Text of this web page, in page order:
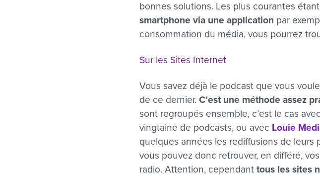
bonnes solutions. Les plus courantes
smartphone via une application par
consommation du média, vous pourrez
Sur les Sites Internet
Vous savez déjà le podcast que vous
de ce dernier. C’est une méthode assez
sont regroupés ensemble, c’est le cas
vingtaine de podcasts, ou avec Louie
quelques années les rediffusions de leurs
vous pouvez donc retrouver, en différé,
radio. Attention, cependant tous les sites